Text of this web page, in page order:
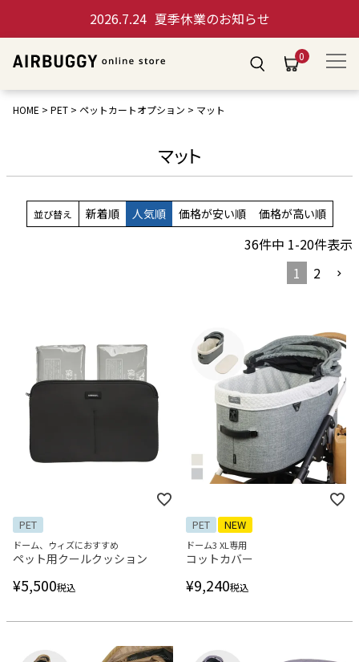
2026.7.24 夏季休業のお知らせ
0
HOME PET ペットカートオプション マット
マット
並び替え 新着順 人気順 価格が安い順 価格が高い順
36件中 1-20件表示
1
2
PET
ドーム、ウィズにおすすめ
ペット用クールクッション
¥5,500税込
PET NEW
ドーム3 XL専用
コットカバー
¥9,240税込